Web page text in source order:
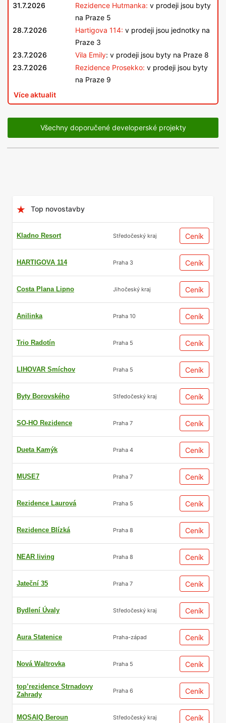
31.7.2026 Rezidence Hutmanka: v prodeji jsou byty
na Praze 5
28.7.2026
Hartigova 114: v prodeji jsou jednotky na
Praze 3
23.7.2026
Vila Emily: v prodeji jsou byty na Praze 8
23.7.2026
Rezidence Prosekko: v prodeji jsou byty
na Praze 9
Více aktualit
Všechny doporučené developerské projekty
Top novostavby
Kladno Resort Středočeský kraj Ceník
HARTIGOVA 114 Praha 3 Ceník
Costa Plana Lipno Jihočeský kraj Ceník
Anilinka Praha 10 Ceník
Trio Radotín Praha 5 Ceník
LIHOVAR Smíchov Praha 5 Ceník
Byty Borovského Středočeský kraj Ceník
SO-HO Rezidence Praha 7 Ceník
Dueta Kamýk Praha 4 Ceník
MUSE7 Praha 7 Ceník
Rezidence Laurová Praha 5 Ceník
Rezidence Blízká Praha 8 Ceník
NEAR living Praha 8 Ceník
Jateční 35 Praha 7 Ceník
Bydlení Úvaly Středočeský kraj Ceník
Aura Statenice Praha-západ Ceník
Nová Waltrovka Praha 5 Ceník
top’rezidence Strnadovy
Zahrady
Praha 6 Ceník
MOSAIQ Beroun Středočeský kraj Ceník